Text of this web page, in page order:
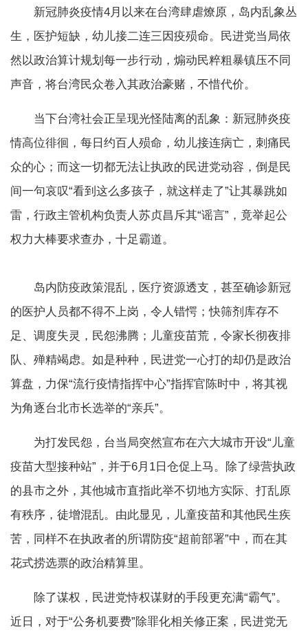
新冠肺炎疫情4月以来在台湾肆虐燎原，岛内乱象丛
生，医护短缺，幼儿接二连三因疫殒命。民进党当局依
然以政治算计规划每一步行动，煽动民粹粗暴镇压不同
声音，将台湾民众卷入其政治豪赌，不惜代价。
当下台湾社会正呈现光怪陆离的乱象：新冠肺炎疫
情高位徘徊，每日约百人殒命，幼儿接连病亡，刺痛民
众的心；而这一切都无法让执政的民进党动容，倒是民
间一句哀叹“看到这么多孩子，就这样走了”让其暴跳如
雷，行政主管机构负责人苏贞昌斥其“谣言”，竟举起公
权力大棒要求查办，十足霸道。
岛内防疫政策混乱，医疗资源透支，甚至确诊新冠
的医护人员都不得不上岗，令人错愕；快筛剂库存不
足、调度失灵，民怨沸腾；儿童疫苗荒，令家长彻夜排
队、殚精竭虑。如是种种，民进党一心打的却仍是政治
算盘，力保“流行疫情指挥中心”指挥官陈时中，将其视
为角逐台北市长选举的“亲兵”。
为打发民怨，台当局突然宣布在六大城市开设“儿童
疫苗大型接种站”，并于6月1日仓促上马。除了绿营执政
的县市之外，其他城市直指此举不切地方实际、打乱原
有秩序，徒增混乱。由此显见，儿童疫苗和其他民生疾
苦，同样不在执政者的所谓防疫“超前部署”中，而在其
花式捞选票的政治精算里。
除了谋权，民进党恃权谋财的手段更充满“霸气”。
近日，对于“公务机要费”除罪化相关修正案，民进党无